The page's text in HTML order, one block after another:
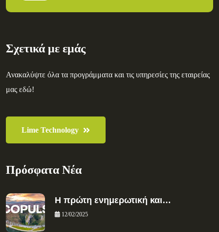
Σχετικά με εμάς
Ανακαλύψτε όλα τα προγράμματα και τις υπηρεσίες της εταιρείας
μας εδώ!
Lime Technology
Πρόσφατα Νέα
Η πρώτη ενημερωτική και…
12/02/2025